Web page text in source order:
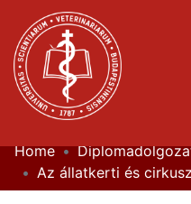
Communities &
Home